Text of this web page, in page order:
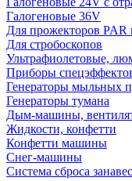
Галогеновые 36V
Для прожекторов PAR
Для стробоскопов
Ультрафиолетовые,
Приборы
Генераторы мыльных
Генераторы тумана
Дым-машины,
Жидкости, конфетти
Конфетти машины
Снег-машины
Система сброса